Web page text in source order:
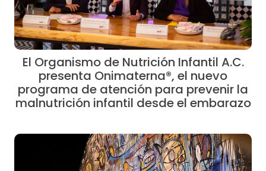
El Organismo de Nutrición Infantil A.C.
presenta Onimaterna®, el nuevo
programa de atención para prevenir la
malnutrición infantil desde el embarazo